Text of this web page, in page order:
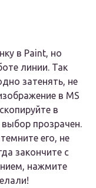
в Paint, но
линии. Так
затенять, не
в MS
в
прозрачен.
его, не
закончите с
нажмите